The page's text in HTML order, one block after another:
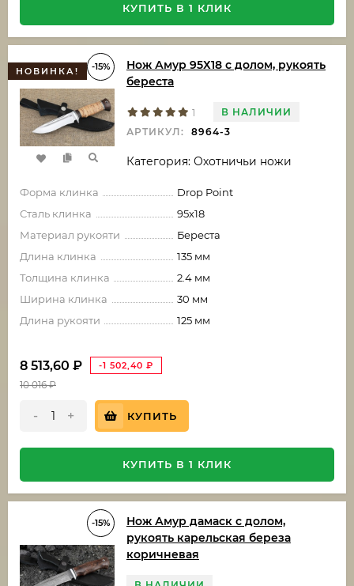
КУПИТЬ В 1 КЛИК
НОВИНКА! -15%
Нож Амур 95Х18 с долом, рукоять
береста
1
В НАЛИЧИИ
АРТИКУЛ:
8964-3
Категория: Охотничьи ножи
Форма клинка
Drop Point
Сталь клинка
95х18
Материал рукояти
Береста
Длина клинка
135 мм
Толщина клинка
2.4 мм
Ширина клинка
30 мм
Длина рукояти
125 мм
8 513,60 ₽ -1 502,40 ₽
10 016₽
- + КУПИТЬ
КУПИТЬ В 1 КЛИК
-15%
Нож Амур дамаск с долом,
рукоять карельская береза
коричневая